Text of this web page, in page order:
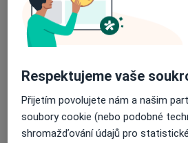
Od 0 Kč Detaily
Diagnostické vyšetření
Injekce
Od 0 Kč Detaily
Respektujeme vaše
Přijetím povolujete nám a našim
soubory cookie (nebo podobné
shromažďování údajů pro